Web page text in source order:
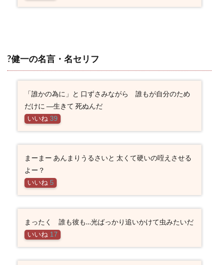
?健一の名言・名セリフ
「誰かの為に」と 口ずさみながら 誰もが自分のため
だけに ―生きて 死ぬんだ
いいね 39
まーまー あんまりうるさいと 太くて硬いの咥えさせる
よー？
いいね 5
まったく 誰も彼も…光ばっかり追いかけて虫みたいだ
いいね 17